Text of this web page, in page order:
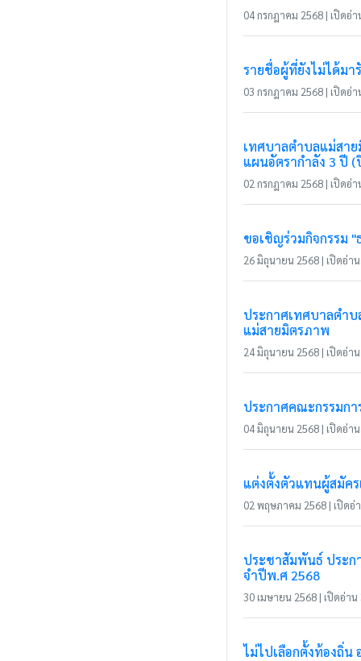
04 กรกฎาคม 2568 | เปิดอ่า
รายชื่อผู้ที่ยังไม่ได้ม
03 กรกฎาคม 2568 | เปิดอ่า
เทศบาลตำบลแม่สา
แผนอัตรากำลัง 3 ปี
02 กรกฎาคม 2568 | เปิดอ่า
ขอเชิญร่วมกิจกรรม
26 มิถุนายน 2568 | เปิดอ่า
ประกาศเทศบาลตำ
แม่สายมิตรภาพ
24 มิถุนายน 2568 | เปิดอ่า
ประกาศคณะกรรมกา
04 มิถุนายน 2568 | เปิดอ่า
แต่งตั้งตัวแทนผู้สมัค
02 พฤษภาคม 2568 | เปิดอ่
ประชาสัมพันธ์ ประก
จำปีพ.ศ 2568
30 เมษายน 2568 | เปิดอ่าน
ไม่ไปเลือกตั้งท้องถิ่น